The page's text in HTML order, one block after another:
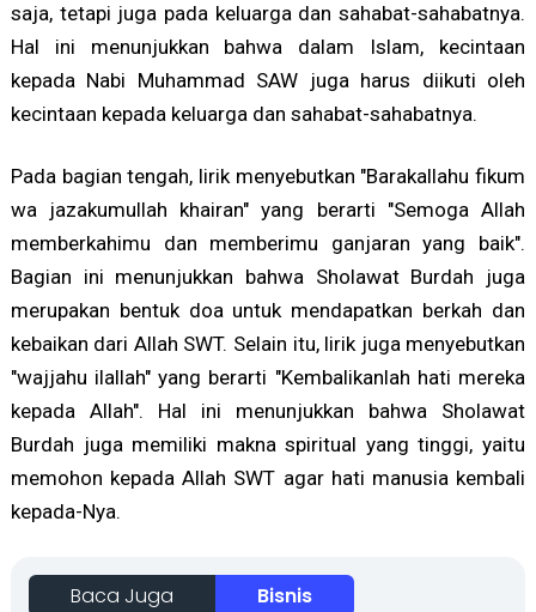
saja, tetapi juga pada keluarga dan sahabat-sahabatnya.
Hal ini menunjukkan bahwa dalam Islam, kecintaan
kepada Nabi Muhammad SAW juga harus diikuti oleh
kecintaan kepada keluarga dan sahabat-sahabatnya.
Pada bagian tengah, lirik menyebutkan "Barakallahu fikum
wa jazakumullah khairan" yang berarti "Semoga Allah
memberkahimu dan memberimu ganjaran yang baik".
Bagian ini menunjukkan bahwa Sholawat Burdah juga
merupakan bentuk doa untuk mendapatkan berkah dan
kebaikan dari Allah SWT. Selain itu, lirik juga menyebutkan
"wajjahu ilallah" yang berarti "Kembalikanlah hati mereka
kepada Allah". Hal ini menunjukkan bahwa Sholawat
Burdah juga memiliki makna spiritual yang tinggi, yaitu
memohon kepada Allah SWT agar hati manusia kembali
kepada-Nya.
Baca Juga Bisnis